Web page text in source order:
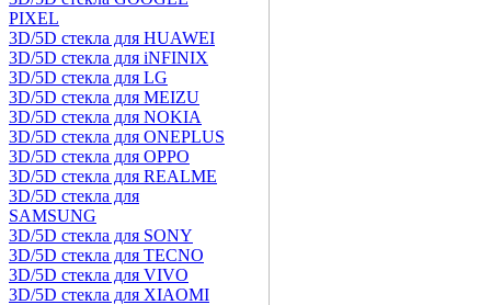
PIXEL
3D/5D стекла для HUAWEI
3D/5D стекла для iNFINIX
3D/5D стекла для LG
3D/5D стекла для MEIZU
3D/5D стекла для NOKIA
3D/5D стекла для ONEPLUS
3D/5D стекла для OPPO
3D/5D стекла для REALME
3D/5D стекла для
SAMSUNG
3D/5D стекла для SONY
3D/5D стекла для TECNO
3D/5D стекла для VIVO
3D/5D стекла для XIAOMI